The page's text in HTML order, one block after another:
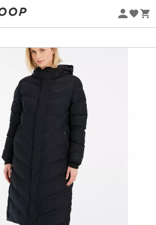
% EXTRA dès 2 produits* code Summer5
-5% Extra - Code Summer5
vôtre : la parka qui ne
!
ou sur les sentiers battus par
Outdoor Parka
avec élégance et efficacité.
et monochrome en fait un choix